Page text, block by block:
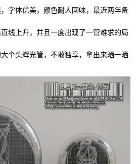
字体优美，颜色耐人回味，最近两年备
线上升，并且一度出现了一管难求的局
个头辉光管，不敢独享，拿出来晒一晒